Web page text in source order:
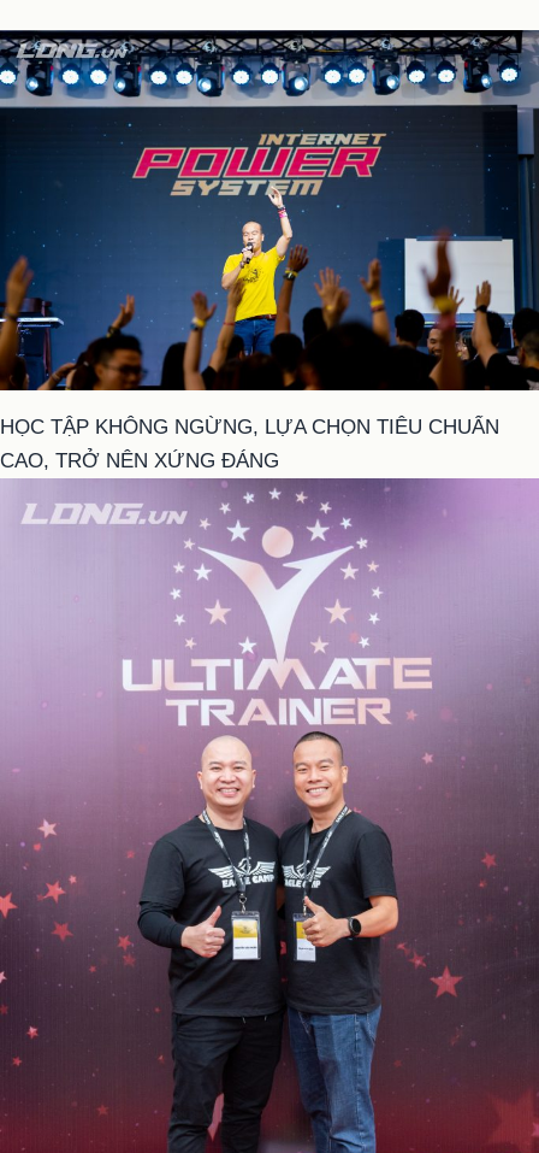
HỌC TẬP KHÔNG NGỪNG, LỰA CHỌN TIÊU CHUẨN
CAO, TRỞ NÊN XỨNG ĐÁNG